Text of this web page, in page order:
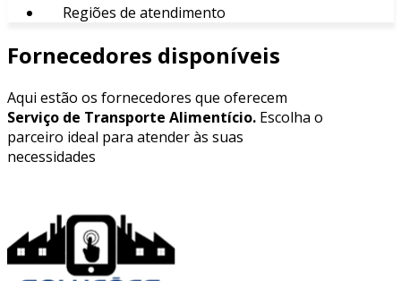
Regiões de atendimento
Fornecedores disponíveis
Aqui estão os fornecedores que oferecem
Serviço de Transporte Alimentício. Escolha o
parceiro ideal para atender às suas
necessidades